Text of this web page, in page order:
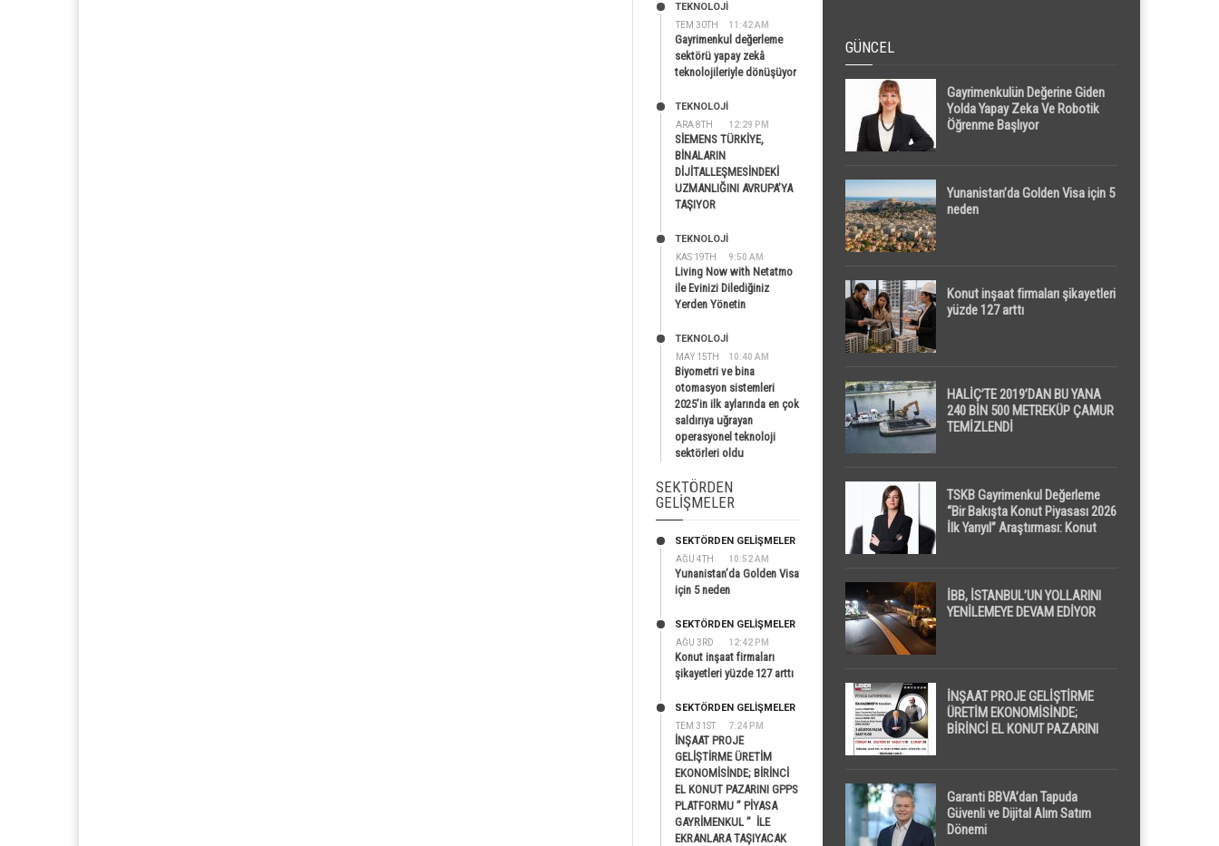
TEM 30TH 11:42 AM
TEKNOLOJİ
Gayrimenkul değerleme
sektörü yapay zekâ
teknolojileriyle dönüşüyor
ARA 8TH 12:29 PM
TEKNOLOJİ
SİEMENS TÜRKİYE,
BİNALARIN
DİJİTALLEŞMESİNDEKİ
UZMANLIĞINI AVRUPA’YA
TAŞIYOR
KAS 19TH 9:50 AM
TEKNOLOJİ
Living Now with Netatmo
ile Evinizi Dilediğiniz
Yerden Yönetin
MAY 15TH 10:40 AM
TEKNOLOJİ
Biyometri ve bina
otomasyon sistemleri
2025’in ilk aylarında en çok
saldırıya uğrayan
operasyonel teknoloji
sektörleri oldu
SEKTÖRDEN
GELIŞMELER
AĞU 4TH 10:52 AM
SEKTÖRDEN GELIŞMELER
Yunanistan’da Golden Visa
için 5 neden
AĞU 3RD 12:42 PM
SEKTÖRDEN GELIŞMELER
Konut inşaat firmaları
şikayetleri yüzde 127 arttı
TEM 31ST 7:24 PM
SEKTÖRDEN GELIŞMELER
İNŞAAT PROJE
GELİŞTİRME ÜRETİM
EKONOMİSİNDE; BİRİNCİ
EL KONUT PAZARINI GPPS
PLATFORMU ” PİYASA
GAYRİMENKUL ” İLE
EKRANLARA TAŞIYACAK
GÜNCEL
Gayrimenkulün Değerine Giden
Yolda Yapay Zeka Ve Robotik
Öğrenme Başlıyor
Yunanistan’da Golden Visa için 5
neden
Konut inşaat firmaları şikayetleri
yüzde 127 arttı
HALİÇ’TE 2019’DAN BU YANA
240 BİN 500 METREKÜP ÇAMUR
TEMİZLENDİ
TSKB Gayrimenkul Değerleme
“Bir Bakışta Konut Piyasası 2026
İlk Yarıyıl” Araştırması: Konut
Dikkat Çekti
İBB, İSTANBUL’UN YOLLARINI
YENİLEMEYE DEVAM EDİYOR
İNŞAAT PROJE GELİŞTİRME
ÜRETİM EKONOMİSİNDE;
BİRİNCİ EL KONUT PAZARINI
Garanti BBVA’dan Tapuda
Güvenli ve Dijital Alım Satım
Dönemi